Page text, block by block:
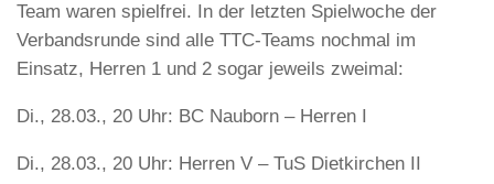
Team waren spielfrei. In der letzten Spielwoche der
Verbandsrunde sind alle TTC-Teams nochmal im
Einsatz, Herren 1 und 2 sogar jeweils zweimal:
Di., 28.03., 20 Uhr: BC Nauborn – Herren I
Di., 28.03., 20 Uhr: Herren V – TuS Dietkirchen II